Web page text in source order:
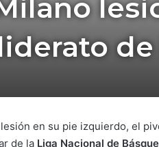
de
en su pie izquierdo, el
de la Liga Nacional de